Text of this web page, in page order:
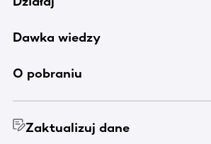
Dawka wiedzy
O pobraniu
Zaktualizuj dane